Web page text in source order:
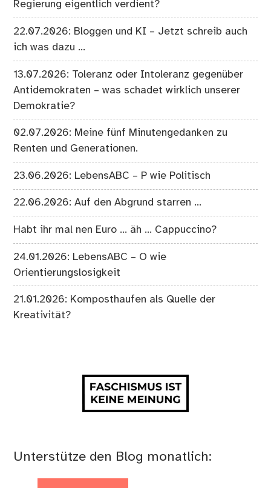
Regierung eigentlich verdient?
22.07.2026: Bloggen und KI – Jetzt schreib auch
ich was dazu …
13.07.2026: Toleranz oder Intoleranz gegenüber
Antidemokraten – was schadet wirklich unserer
Demokratie?
02.07.2026: Meine fünf Minutengedanken zu
Renten und Generationen.
23.06.2026: LebensABC – P wie Politisch
22.06.2026: Auf den Abgrund starren …
Habt ihr mal nen Euro … äh … Cappuccino?
24.01.2026: LebensABC – O wie
Orientierungslosigkeit
21.01.2026: Komposthaufen als Quelle der
Kreativität?
Unterstütze den Blog monatlich: